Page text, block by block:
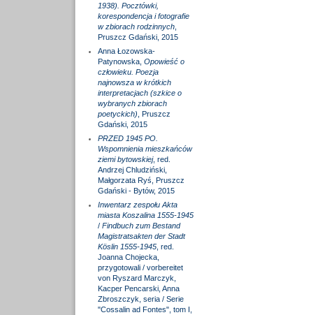
1938). Pocztówki,
korespondencja i fotografie
w zbiorach rodzinnych,
Pruszcz Gdański, 2015
Anna Łozowska-
Patynowska, Opowieść o
człowieku. Poezja
najnowsza w krótkich
interpretacjach (szkice o
wybranych zbiorach
poetyckich) , Pruszcz
Gdański, 2015
PRZED 1945 PO.
Wspomnienia mieszkańców
ziemi bytowskiej, red.
Andrzej Chludziński,
Małgorzata Ryś, Pruszcz
Gdański - Bytów, 2015
Inwentarz zespołu Akta
miasta Koszalina 1555-1945
/ Findbuch zum Bestand
Magistratsakten der Stadt
Köslin 1555-1945, red.
Joanna Chojecka,
przygotowali / vorbereitet
von Ryszard Marczyk,
Kacper Pencarski, Anna
Zbroszczyk, seria / Serie
"Cossalin ad Fontes", tom I,